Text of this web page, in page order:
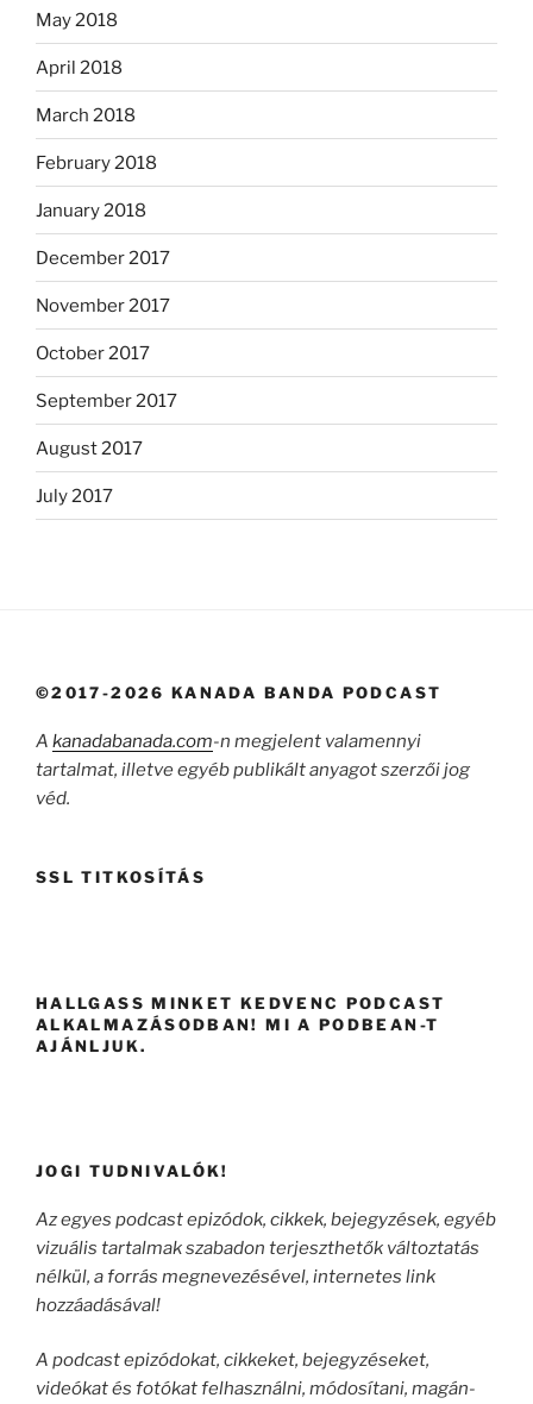
May 2018
April 2018
March 2018
February 2018
January 2018
December 2017
November 2017
October 2017
September 2017
August 2017
July 2017
©2017-2026 KANADA BANDA PODCAST
A kanadabanada.com-n megjelent valamennyi
tartalmat, illetve egyéb publikált anyagot szerzői jog
véd.
SSL TITKOSÍTÁS
HALLGASS MINKET KEDVENC PODCAST
ALKALMAZÁSODBAN! MI A PODBEAN-T
AJÁNLJUK.
JOGI TUDNIVALÓK!
Az egyes podcast epizódok, cikkek, bejegyzések, egyéb
vizuális tartalmak szabadon terjeszthetők változtatás
nélkül, a forrás megnevezésével, internetes link
hozzáadásával!
A podcast epizódokat, cikkeket, bejegyzéseket,
videókat és fotókat felhasználni, módosítani, magán-